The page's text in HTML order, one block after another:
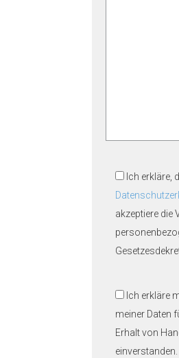
Ich erkläre,
akzeptiere die
Ich erkläre
meiner Daten
Erhalt von
einverstanden.